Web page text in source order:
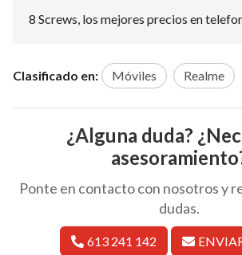
8 Screws, los mejores precios en
Clasificado en: Móviles Realme
¿Alguna duda?
Ponte en contacto con nosotros y
dudas.
613 241 142